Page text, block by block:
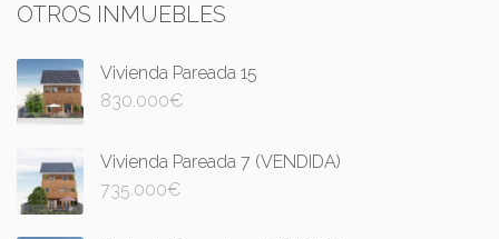
OTROS INMUEBLES
Vivienda Pareada 15
830.000€
Vivienda Pareada 7 (VENDIDA)
735.000€